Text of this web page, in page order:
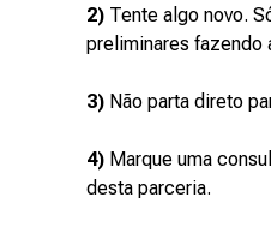
2) Tente algo novo.
preliminares fazendo
3) Não parta direto
4) Marque uma
desta parceria.